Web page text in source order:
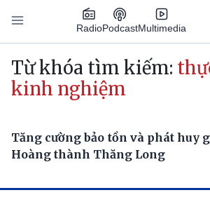
Nhảy đến nội dung
RadioPodcastMultimedia
Main navigation
Từ khóa tìm kiếm:
kinh nghiệm
Tăng cường bảo tồn và phát huy
Hoàng thành Thăng Long